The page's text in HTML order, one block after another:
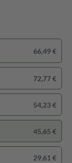
66,49 €
72,77 €
54,23 €
45,65 €
29,61 €